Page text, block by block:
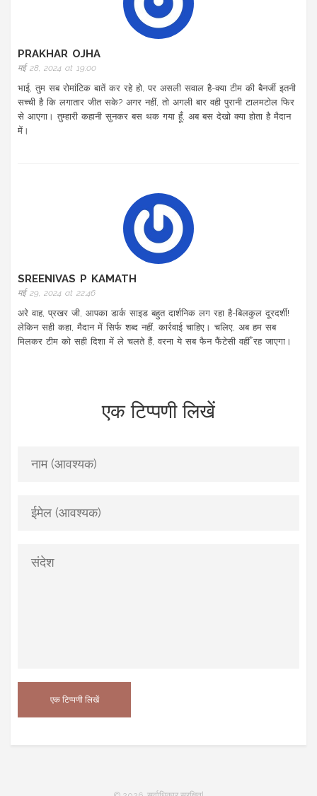
PRAKHAR OJHA
मई 28, 2024 at 19:00
भाई, तुम सब रोमांटिक बातें कर रहे हो, पर असली सवाल है-क्या टीम की बैनर्जी इतनी
सच्ची है कि लगातार जीत सके? अगर नहीं, तो अगली बार वही पुरानी टालमटोल फिर
से आएगा। तुम्हारी कहानी सुनकर बस थक गया हूँ, अब बस देखो क्या होता है मैदान
में।
SREENIVAS P KAMATH
मई 29, 2024 at 22:46
अरे वाह, प्रखर जी, आपका डार्क साइड बहुत दार्शनिक लग रहा है-बिलकुल दूरदर्शी!
लेकिन सही कहा, मैदान में सिर्फ शब्द नहीं, कार्रवाई चाहिए। चलिए, अब हम सब
मिलकर टीम को सही दिशा में ले चलते हैं, वरना ये सब फैन फैंटेसी वहीँ रह जाएगा।
एक टिप्पणी लिखें